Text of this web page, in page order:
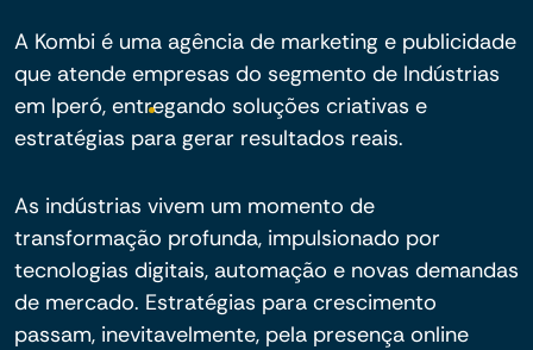
A Kombi é uma agência de marketing e publicidade
que atende empresas do segmento de Indústrias
em Iperó, entregando soluções criativas e
estratégias para gerar resultados reais.
As indústrias vivem um momento de
transformação profunda, impulsionado por
tecnologias digitais, automação e novas demandas
de mercado. Estratégias para crescimento
passam, inevitavelmente, pela presença online